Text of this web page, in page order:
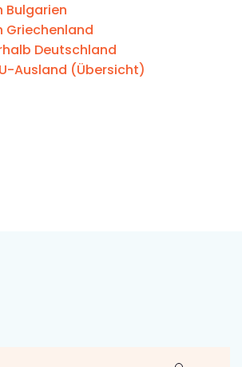
Bulgarien
Griechenland
Deutschland
Ausland (Übersicht)